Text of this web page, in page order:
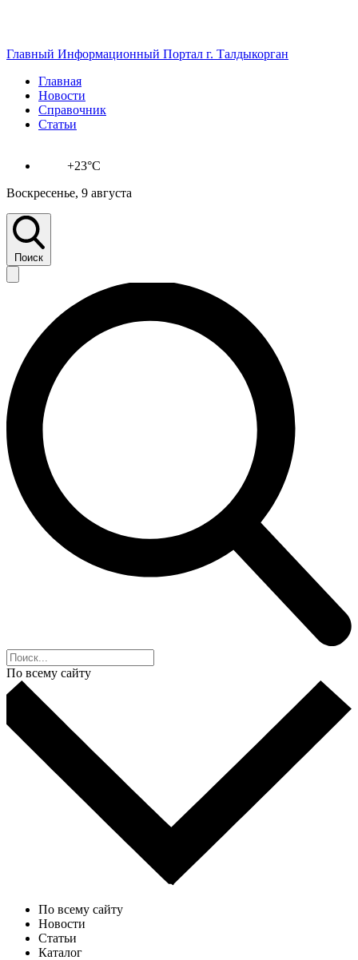
Главный Информационный Портал г. Талдыкорган
Главная
Новости
Справочник
Статьи
+23°C
Воскресенье, 9 августа
Поиск
По всему сайту
По всему сайту
Новости
Статьи
Каталог